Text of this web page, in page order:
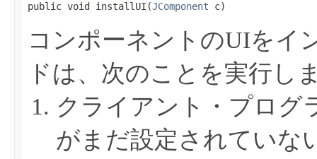
public void installUI​(JComponent c)
コンポーネントのUIをイ
ドは、次のことを実行し
クライアント・プログ
がまだ設定されていな